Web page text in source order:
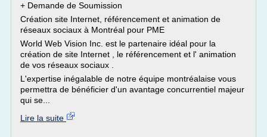
+ Demande de Soumission
Création site Internet, référencement et animation de
réseaux sociaux à Montréal pour PME
World Web Vision Inc. est le partenaire idéal pour la
création de site Internet , le référencement et l' animation
de vos réseaux sociaux .
L'expertise inégalable de notre équipe montréalaise vous
permettra de bénéficier d'un avantage concurrentiel majeur
qui se...
Lire la suite